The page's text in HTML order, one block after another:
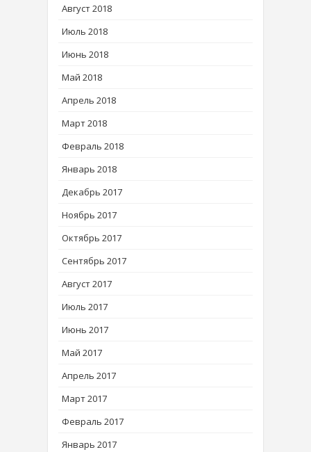
Август 2018
Июль 2018
Июнь 2018
Май 2018
Апрель 2018
Март 2018
Февраль 2018
Январь 2018
Декабрь 2017
Ноябрь 2017
Октябрь 2017
Сентябрь 2017
Август 2017
Июль 2017
Июнь 2017
Май 2017
Апрель 2017
Март 2017
Февраль 2017
Январь 2017